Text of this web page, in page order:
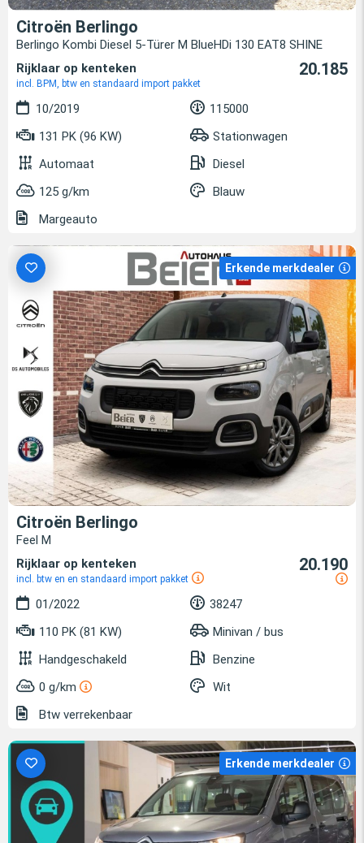
Citroën Berlingo
Berlingo Kombi Diesel 5-Türer M BlueHDi 130 EAT8 SHINE
Rijklaar op kenteken
incl. BPM, btw en standaard import pakket
20.185
10/2019
115000
131 PK (96 KW)
Stationwagen
Automaat
Diesel
125 g/km
Blauw
Margeauto
Erkende merkdealer
Citroën Berlingo
Feel M
Rijklaar op kenteken
incl. btw en en standaard import pakket
20.190
01/2022
38247
110 PK (81 KW)
Minivan / bus
Handgeschakeld
Benzine
0 g/km
Wit
Btw verrekenbaar
Erkende merkdealer